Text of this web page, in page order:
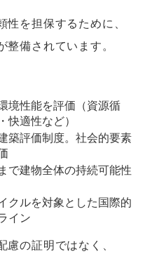
を担保するために、
備されています。
境性能を評価（資源循
快適性など）
築評価制度。社会的要素
で建物全体の持続可能性
クルを対象とした国際的
イン
の証明ではなく、